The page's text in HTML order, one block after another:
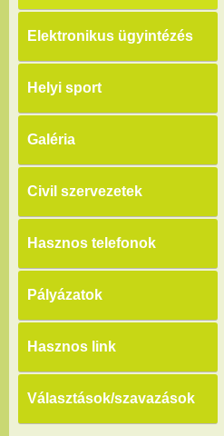
Elektronikus ügyintézés
Helyi sport
Galéria
Civil szervezetek
Hasznos telefonok
Pályázatok
Hasznos link
Választások/szavazások